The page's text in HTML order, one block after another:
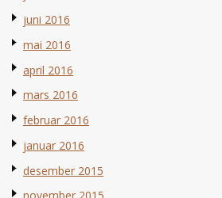
juni 2016
mai 2016
april 2016
mars 2016
februar 2016
januar 2016
desember 2015